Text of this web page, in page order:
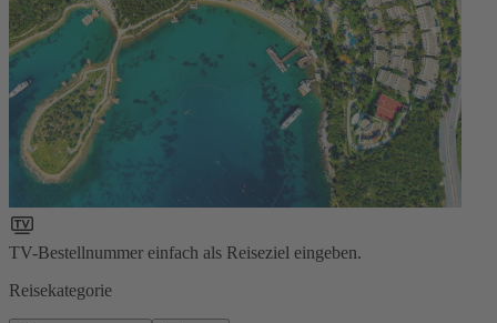
TV-Bestellnummer einfach als Reiseziel eingeben.
Reisekategorie